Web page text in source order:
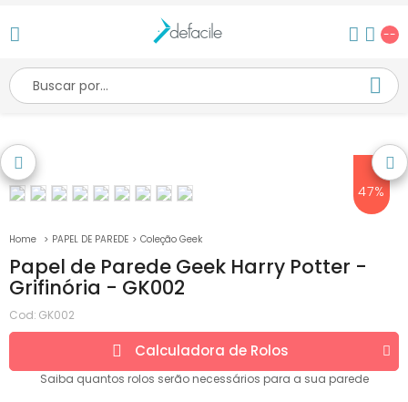
--
47%
PAPEL DE PAREDE Coleção Geek
Papel de Parede Geek Harry Potter -
Grifinória - GK002
Cod: GK002
Calculadora de Rolos
Saiba quantos rolos serão necessários para a sua parede